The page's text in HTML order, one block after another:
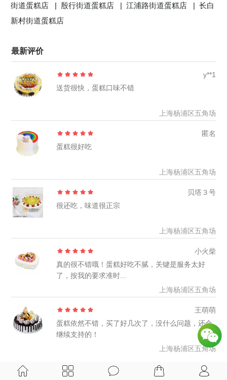
街道蛋糕店 | 殷行街道蛋糕店 |江浦路街道蛋糕店 |长白
新村街道蛋糕店
最新评价
y**1
送货很快，蛋糕口味不错
上海杨浦区五角场
匿名
蛋糕很好吃
上海杨浦区五角场
贝塔３号
很还吃，味道很正宗
上海杨浦区五角场
小火柴
真的很不错哦！蛋糕好吃不腻，关键是服务太好
了，按我的要求准时...
上海杨浦区五角场
王萌萌
蛋糕依然不错，买了好几次了，没什么问题，还会
继续支持的！
上海杨浦区五角场